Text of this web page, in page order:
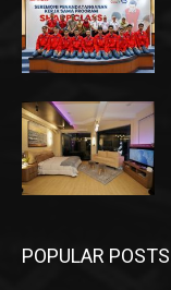
POPULAR POSTS